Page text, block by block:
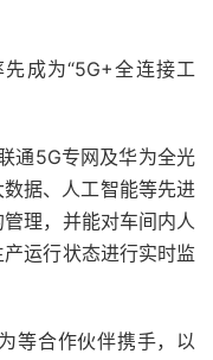
成为“5G+全连接工
通5G专网及华为全光
据、人工智能等先进
理，并能对车间内人
运行状态进行实时监
等合作伙伴携手，以